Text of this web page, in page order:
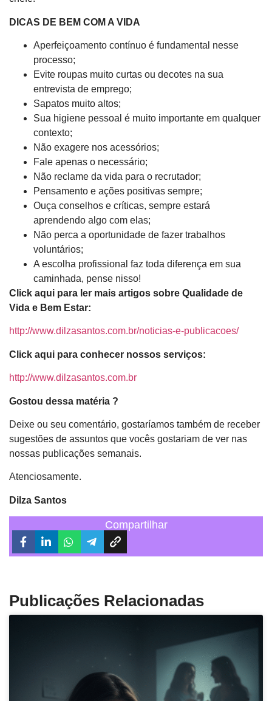
DICAS DE BEM COM A VIDA
Aperfeiçoamento contínuo é fundamental nesse
processo;
Evite roupas muito curtas ou decotes na sua
entrevista de emprego;
Sapatos muito altos;
Sua higiene pessoal é muito importante em qualquer
contexto;
Não exagere nos acessórios;
Fale apenas o necessário;
Não reclame da vida para o recrutador;
Pensamento e ações positivas sempre;
Ouça conselhos e críticas, sempre estará
aprendendo algo com elas;
Não perca a oportunidade de fazer trabalhos
voluntários;
A escolha profissional faz toda diferença em sua
caminhada, pense nisso!
Click aqui para ler mais artigos sobre Qualidade de
Vida e Bem Estar:
http://www.dilzasantos.com.br/noticias-e-publicacoes/
Click aqui para conhecer nossos serviços:
http://www.dilzasantos.com.br
Gostou dessa matéria ?
Deixe ou seu comentário, gostaríamos também de receber
sugestões de assuntos que vocês gostariam de ver nas
nossas publicações semanais.
Atenciosamente.
Dilza Santos
Compartilhar
Publicações Relacionadas